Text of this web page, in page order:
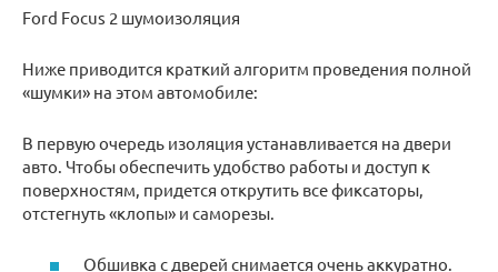
Ford Focus 2 шумоизоляция
Ниже приводится краткий алгоритм проведения полной
«шумки» на этом автомобиле:
В первую очередь изоляция устанавливается на двери
авто. Чтобы обеспечить удобство работы и доступ к
поверхностям, придется открутить все фиксаторы,
отстегнуть «клопы» и саморезы.
Обшивка с дверей снимается очень аккуратно.